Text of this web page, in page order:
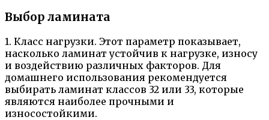
Выбор ламината
1. Класс нагрузки. Этот параметр показывает,
насколько ламинат устойчив к нагрузке, износу
и воздействию различных факторов. Для
домашнего использования рекомендуется
выбирать ламинат классов 32 или 33, которые
являются наиболее прочными и
износостойкими.